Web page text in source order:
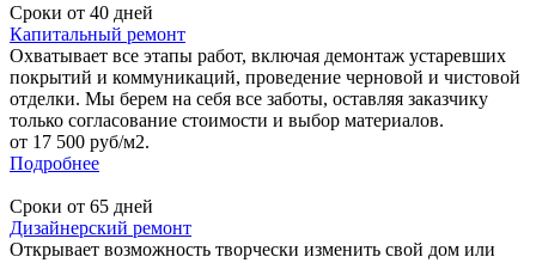
Сроки от 40 дней
Капитальный ремонт
Охватывает все этапы работ, включая демонтаж устаревших
покрытий и коммуникаций, проведение черновой и чистовой
отделки. Мы берем на себя все заботы, оставляя заказчику
только согласование стоимости и выбор материалов.
от 17 500 руб/м2.
Подробнее
Сроки от 65 дней
Дизайнерский ремонт
Открывает возможность творчески изменить свой дом или